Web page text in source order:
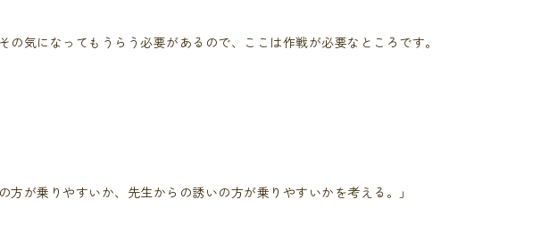
の気になってもうらう必要があるので、ここは作戦が必要なところです。
方が乗りやすいか、先生からの誘いの方が乗りやすいかを考える。」